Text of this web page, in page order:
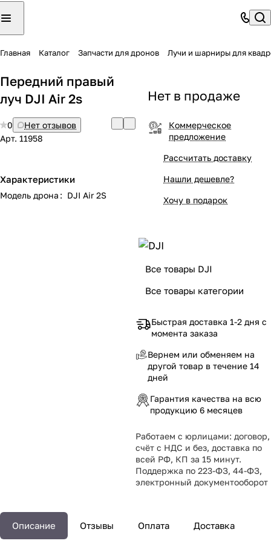
Главная Каталог Запчасти для дронов Лучи и шарниры для
Передний правый
луч DJI Air 2s
0
Нет отзывов
Арт. 11958
Характеристики
Модель дрона : DJI Air 2S
Нет в продаже
Коммерческое
предложение
Рассчитать доставку
Нашли дешевле?
Хочу в подарок
Все товары DJI
Все товары категории
Быстрая доставка 1-2 дня с
момента заказа
Вернем или обменяем на
другой товар в течение 14
дней
Гарантия качества на всю
продукцию 6 месяцев
Работаем с юрлицами: договор,
счёт с НДС и без, доставка по
всей РФ, КП за 15 минут.
Поддержка по 223-ФЗ, 44-ФЗ,
электронный документооборот
Описание Отзывы Оплата Доставка